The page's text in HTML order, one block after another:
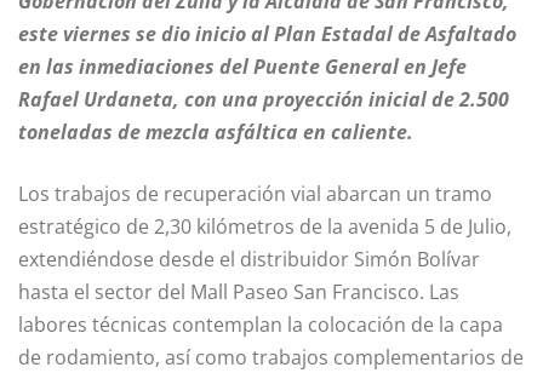
este viernes se dio inicio al Plan Estadal de Asfaltado
en las inmediaciones del Puente General en Jefe
Rafael Urdaneta, con una proyección inicial de 2.500
toneladas de mezcla asfáltica en caliente.
Los trabajos de recuperación vial abarcan un tramo
estratégico de 2,30 kilómetros de la avenida 5 de Julio,
extendiéndose desde el distribuidor Simón Bolívar
hasta el sector del Mall Paseo San Francisco. Las
labores técnicas contemplan la colocación de la capa
de rodamiento, así como trabajos complementarios de